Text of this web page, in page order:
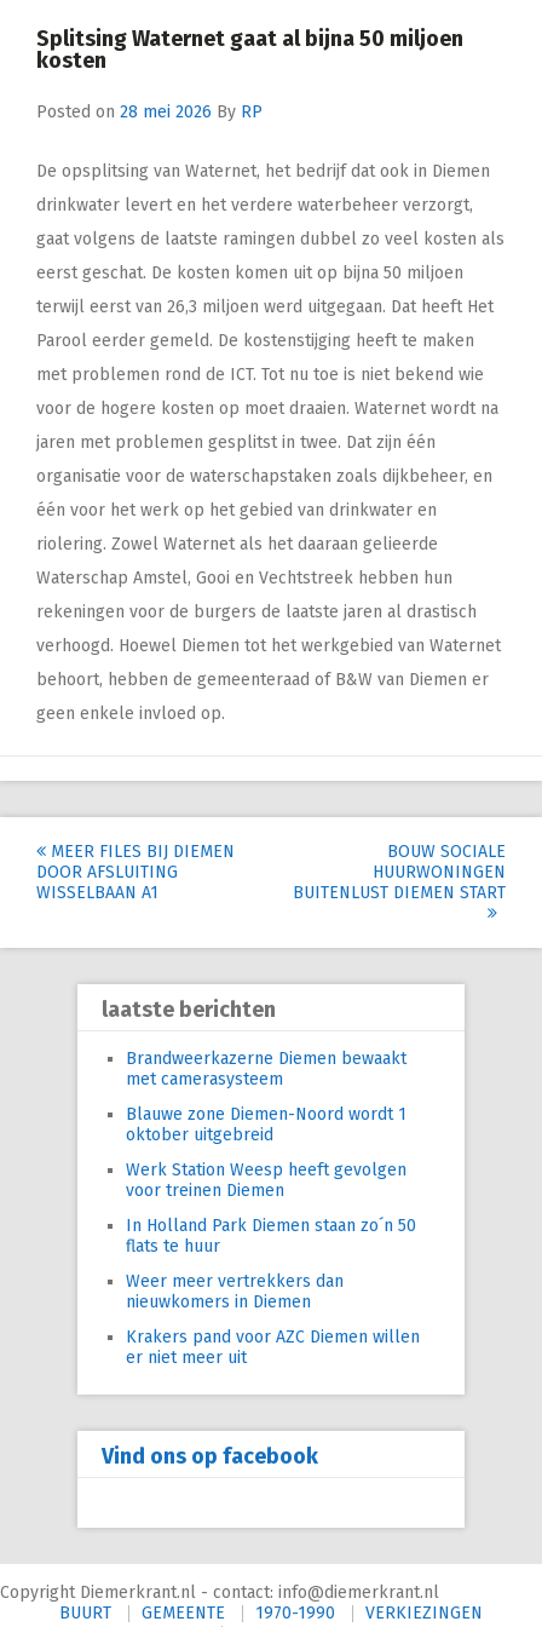
Splitsing Waternet gaat al bijna 50 miljoen
kosten
Posted on 28 mei 2026 By RP
De opsplitsing van Waternet, het bedrijf dat ook in Diemen
drinkwater levert en het verdere waterbeheer verzorgt,
gaat volgens de laatste ramingen dubbel zo veel kosten als
eerst geschat. De kosten komen uit op bijna 50 miljoen
terwijl eerst van 26,3 miljoen werd uitgegaan. Dat heeft Het
Parool eerder gemeld. De kostenstijging heeft te maken
met problemen rond de ICT. Tot nu toe is niet bekend wie
voor de hogere kosten op moet draaien. Waternet wordt na
jaren met problemen gesplitst in twee. Dat zijn één
organisatie voor de waterschapstaken zoals dijkbeheer, en
één voor het werk op het gebied van drinkwater en
riolering. Zowel Waternet als het daaraan gelieerde
Waterschap Amstel, Gooi en Vechtstreek hebben hun
rekeningen voor de burgers de laatste jaren al drastisch
verhoogd. Hoewel Diemen tot het werkgebied van Waternet
behoort, hebben de gemeenteraad of B&W van Diemen er
geen enkele invloed op.
Post
navigation
MEER FILES BIJ DIEMEN
DOOR AFSLUITING
WISSELBAAN A1
BOUW SOCIALE
HUURWONINGEN
BUITENLUST DIEMEN START
laatste berichten
Brandweerkazerne Diemen bewaakt
met camerasysteem
Blauwe zone Diemen-Noord wordt 1
oktober uitgebreid
Werk Station Weesp heeft gevolgen
voor treinen Diemen
In Holland Park Diemen staan zo´n 50
flats te huur
Weer meer vertrekkers dan
nieuwkomers in Diemen
Krakers pand voor AZC Diemen willen
er niet meer uit
Vind ons op facebook
Copyright Diemerkrant.nl - contact: info@diemerkrant.nl
BUURT
GEMEENTE 1970-1990
VERKIEZINGEN